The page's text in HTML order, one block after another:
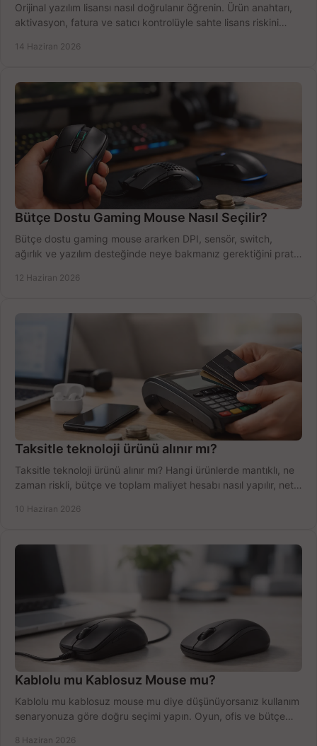
Orijinal yazılım lisansı nasıl doğrulanır öğrenin. Ürün anahtarı,
aktivasyon, fatura ve satıcı kontrolüyle sahte lisans riskini
14 Haziran 2026
Bütçe Dostu Gaming Mouse Nasıl Seçilir?
Bütçe dostu gaming mouse ararken DPI, sensör, switch,
ağırlık ve yazılım desteğinde neye bakmanız gerektiğini pratik
12 Haziran 2026
Taksitle teknoloji ürünü alınır mı?
Taksitle teknoloji ürünü alınır mı? Hangi ürünlerde mantıklı, ne
zaman riskli, bütçe ve toplam maliyet hesabı nasıl yapılır, net
10 Haziran 2026
Kablolu mu Kablosuz Mouse mu?
Kablolu mu kablosuz mouse mu diye düşünüyorsanız kullanım
senaryonuza göre doğru seçimi yapın. Oyun, ofis ve bütçe
8 Haziran 2026